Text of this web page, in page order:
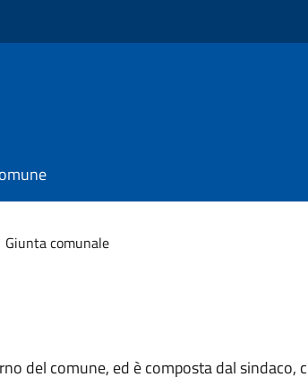
Giunta comunale
del comune, ed è composta dal sindaco,